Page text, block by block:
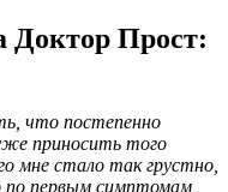
Доктор Прост:
что постепенно
приносить того
мне стало так грустно,
по первым симптомам